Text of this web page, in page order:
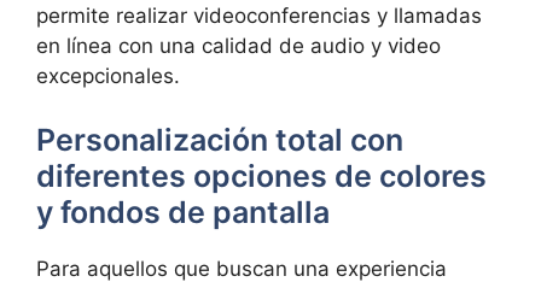
permite realizar videoconferencias y llamadas
en línea con⁤ una ‍calidad de audio y video
excepcionales.
Personalización total con
diferentes opciones de colores
y fondos de pantalla
Para aquellos que buscan una experiencia⁤